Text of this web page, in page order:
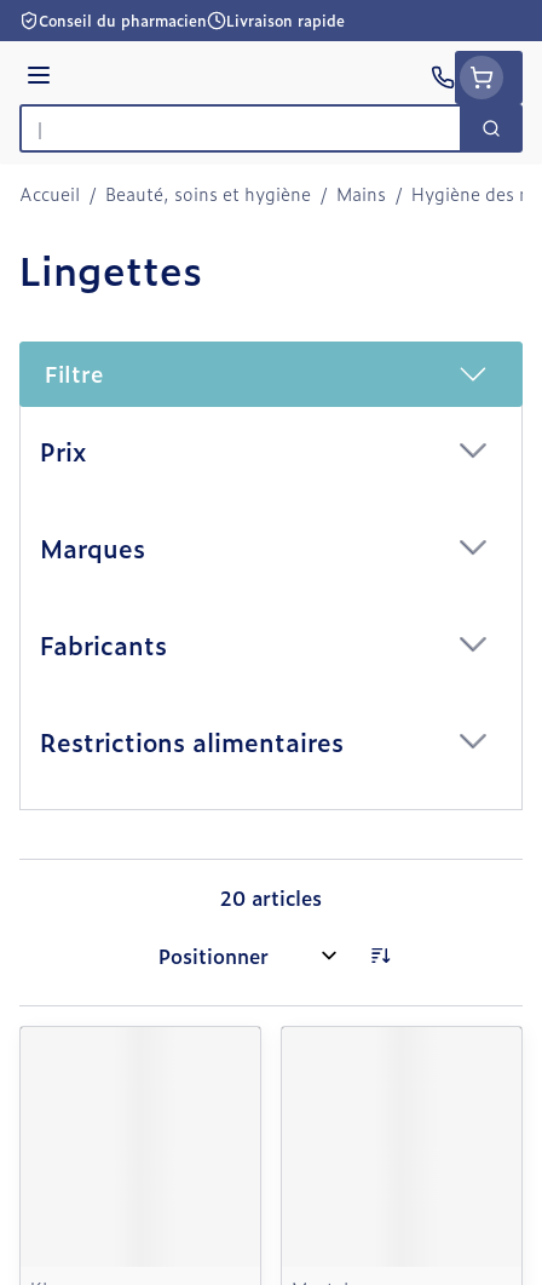
Aller au contenu
Conseil du pharmacien Livraison rapide
Menu
Rechercher
Accueil / Beauté, soins et hygiène / Mains / Hygiène des
Lingettes
Filtre
Prix
Marques
Fabricants
Restrictions alimentaires
20 articles
Trier par: